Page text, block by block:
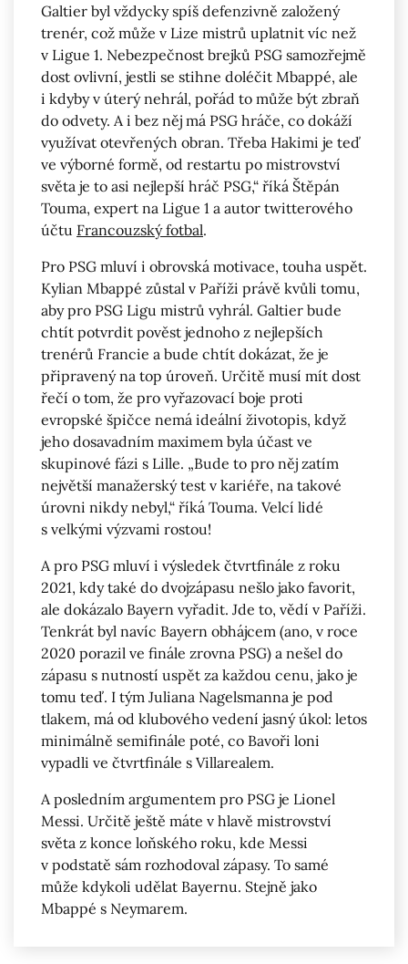
Galtier byl vždycky spíš defenzivně založený
trenér, což může v Lize mistrů uplatnit víc než
v Ligue 1. Nebezpečnost brejků PSG samozřejmě
dost ovlivní, jestli se stihne doléčit Mbappé, ale
i kdyby v úterý nehrál, pořád to může být zbraň
do odvety. A i bez něj má PSG hráče, co dokáží
využívat otevřených obran. Třeba Hakimi je teď
ve výborné formě, od restartu po mistrovství
světa je to asi nejlepší hráč PSG,“ říká Štěpán
Touma, expert na Ligue 1 a autor twitterového
účtu Francouzský fotbal.
Pro PSG mluví i obrovská motivace, touha uspět.
Kylian Mbappé zůstal v Paříži právě kvůli tomu,
aby pro PSG Ligu mistrů vyhrál. Galtier bude
chtít potvrdit pověst jednoho z nejlepších
trenérů Francie a bude chtít dokázat, že je
připravený na top úroveň. Určitě musí mít dost
řečí o tom, že pro vyřazovací boje proti
evropské špičce nemá ideální životopis, když
jeho dosavadním maximem byla účast ve
skupinové fázi s Lille. „Bude to pro něj zatím
největší manažerský test v kariéře, na takové
úrovni nikdy nebyl,“ říká Touma. Velcí lidé
s velkými výzvami rostou!
A pro PSG mluví i výsledek čtvrtfinále z roku
2021, kdy také do dvojzápasu nešlo jako favorit,
ale dokázalo Bayern vyřadit. Jde to, vědí v Paříži.
Tenkrát byl navíc Bayern obhájcem (ano, v roce
2020 porazil ve finále zrovna PSG) a nešel do
zápasu s nutností uspět za každou cenu, jako je
tomu teď. I tým Juliana Nagelsmanna je pod
tlakem, má od klubového vedení jasný úkol: letos
minimálně semifinále poté, co Bavoři loni
vypadli ve čtvrtfinále s Villarealem.
A posledním argumentem pro PSG je Lionel
Messi. Určitě ještě máte v hlavě mistrovství
světa z konce loňského roku, kde Messi
v podstatě sám rozhodoval zápasy. To samé
může kdykoli udělat Bayernu. Stejně jako
Mbappé s Neymarem.